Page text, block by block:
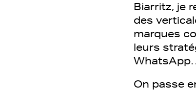
Biarritz, je
des
marques
leurs
On passe